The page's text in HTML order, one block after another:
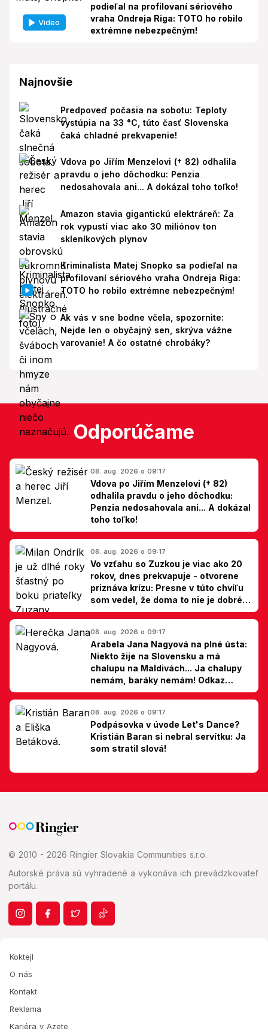
Video
podieľal na profilovaní sériového
vraha Ondreja Riga: TOTO ho robilo
extrémne nebezpečným!
Najnovšie
Predpoveď počasia na sobotu: Teploty
vystúpia na 33 °C, túto časť Slovenska
čaká chladné prekvapenie!
Vdova po Jiřím Menzelovi († 82) odhalila
pravdu o jeho dôchodku: Penzia
nedosahovala ani... A dokázal toho toľko!
Amazon stavia gigantickú elektráreň: Za
rok vypustí viac ako 30 miliónov ton
skleníkových plynov
Kriminalista Matej Snopko sa podieľal na
profilovaní sériového vraha Ondreja Riga:
TOTO ho robilo extrémne nebezpečným!
Ak vás v sne bodne včela, spozornite:
Nejde len o obyčajný sen, skrýva vážne
varovanie! A čo ostatné chrobáky?
Odporúčame
08. aug. 2026 o 09:17
Vdova po Jiřím Menzelovi († 82)
odhalila pravdu o jeho dôchodku:
Penzia nedosahovala ani... A dokázal
toho toľko!
08. aug. 2026 o 09:17
Vo vzťahu so Zuzkou je viac ako 20
rokov, dnes prekvapuje - otvorene
priznáva krízu: Presne v túto chvíľu
som vedel, že doma to nie je dobré,
hovorí Milan Ondrík
08. aug. 2026 o 09:17
Arabela Jana Nagyová na plné ústa:
Niekto žije na Slovensku a má
chalupu na Maldivách... Ja chalupy
nemám, baráky nemám! Odkaz
Slovákom
08. aug. 2026 o 09:17
Podpásovka v úvode Let's Dance?
Kristián Baran si nebral servítku: Ja
som stratil slová!
© 2010 - 2026 Ringier Slovakia Communities s.r.o.
Autorské práva sú vyhradené a vykonáva ich prevádzkovateľ
portálu.
Koktejl
O nás
Kontakt
Reklama
Kariéra v Azete